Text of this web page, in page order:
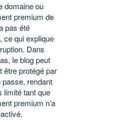
domaine ou
premium de
pas été
ce qui explique
Dans
le blog peut
être protégé par
passe, rendant
limité tant que
premium n’a